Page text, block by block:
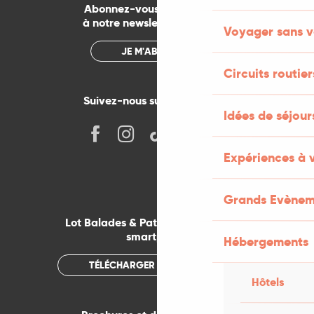
Voyager sans
Circuits
Idées de
Expériences à
Grands
Hébergements
Hôtels
Abonnez-vous gratuitement
à notre newsletter mensuelle
JE M'ABONNE
Suivez-nous sur les réseaux !
Lot Balades & Patrimoines sur votre
smartphone
TÉLÉCHARGER L'APPLICATION